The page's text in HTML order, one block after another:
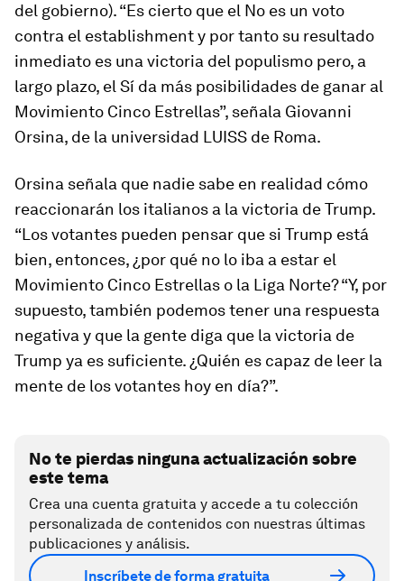
del gobierno). “Es cierto que el No es un voto
contra el establishment y por tanto su resultado
inmediato es una victoria del populismo pero, a
largo plazo, el Sí da más posibilidades de ganar al
Movimiento Cinco Estrellas”, señala Giovanni
Orsina, de la universidad LUISS de Roma.
Orsina señala que nadie sabe en realidad cómo
reaccionarán los italianos a la victoria de Trump.
“Los votantes pueden pensar que si Trump está
bien, entonces, ¿por qué no lo iba a estar el
Movimiento Cinco Estrellas o la Liga Norte? “Y, por
supuesto, también podemos tener una respuesta
negativa y que la gente diga que la victoria de
Trump ya es suficiente. ¿Quién es capaz de leer la
mente de los votantes hoy en día?”.
No te pierdas ninguna actualización sobre
este tema
Crea una cuenta gratuita y accede a tu colección
personalizada de contenidos con nuestras últimas
publicaciones y análisis.
Inscríbete de forma gratuita